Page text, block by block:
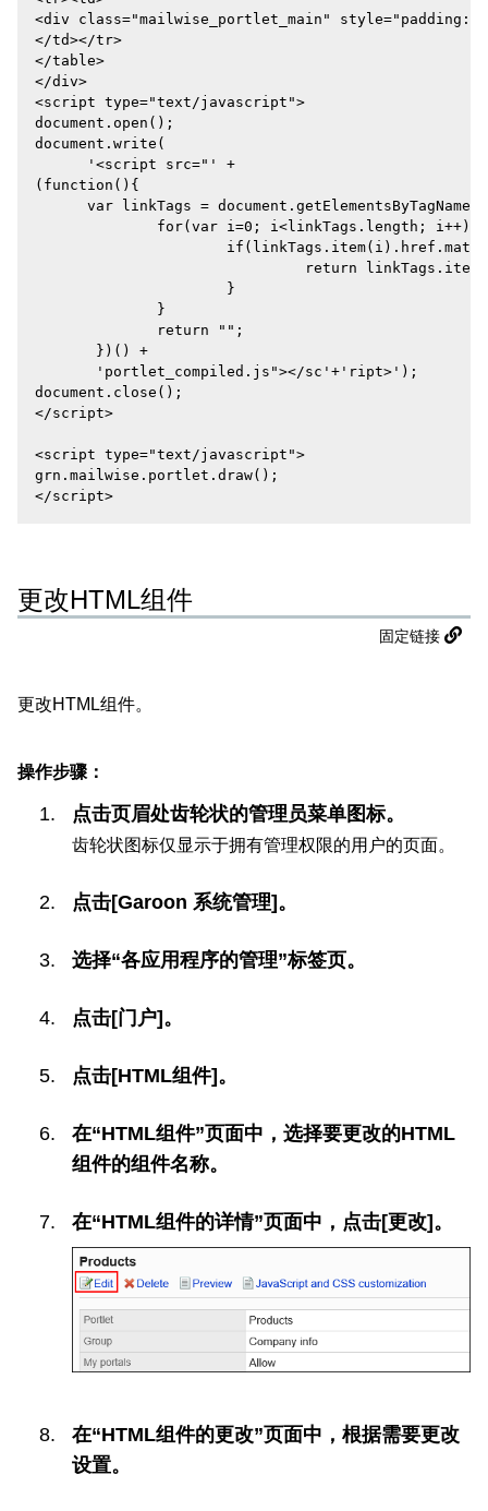
<div class="mailwise_portlet_main"
</td></tr>
</table>
</div>
<script type="text/javascript">
document.open();
document.write(
      '<script src="' +
(function(){
var linkTags =
              for(var i=0; i<linkTags.length; i++){
return
                      }
              }
              return "";
       })() +
       'portlet_compiled.js"></sc'+'ript>');
document.close();
</script>
<script type="text/javascript">
grn.mailwise.portlet.draw();
</script>
更改HTML组件
固定链接
更改HTML组件。
操作步骤：
点击页眉处齿轮状的管理员菜单图标。
齿轮状图标仅显示于拥有管理权限的用户的页面。
点击[Garoon 系统管理]。
选择“各应用程序的管理”标签页。
点击[门户]。
点击[HTML组件]。
在“HTML组件”页面中，选择要更改的HTML
组件的组件名称。
在“HTML组件的详情”页面中，点击[更改]。
在“HTML组件的更改”页面中，根据需要更改
设置。